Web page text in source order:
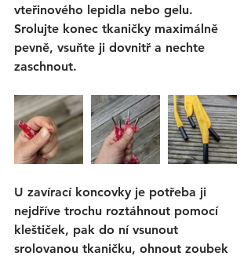
vteřinového lepidla nebo gelu.
Srolujte konec tkaničky maximálně
pevně, vsuňte ji dovnitř a nechte
zaschnout.
U zavírací koncovky je potřeba ji
nejdříve trochu roztáhnout pomocí
kleštiček, pak do ní vsunout
srolovanou tkaničku, ohnout zoubek